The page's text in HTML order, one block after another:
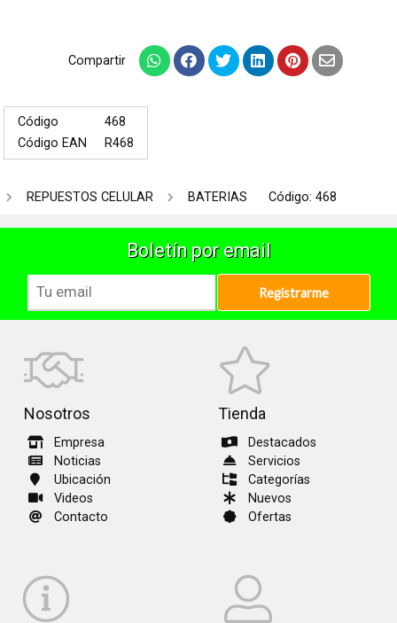
Compartir
Código
468
Código EAN
R468
REPUESTOS CELULAR BATERIAS Código: 468
Boletín por email
Registrarme
Nosotros
Empresa
Noticias
Ubicación
Videos
Contacto
Tienda
Destacados
Servicios
Categorías
Nuevos
Ofertas